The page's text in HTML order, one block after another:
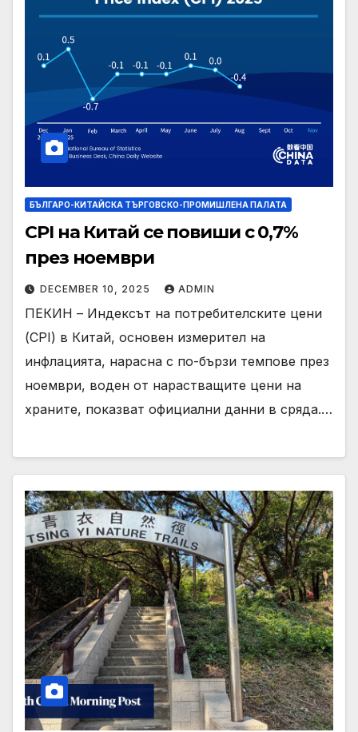
БЪЛГАРО-КИТАЙСКА ТЪРГОВСКО-ПРОМИШЛЕНА ПАЛАТА
CPI на Китай се повиши с 0,7%
през ноември
DECEMBER 10, 2025 ADMIN
ПЕКИН – Индексът на потребителските цени
(CPI) в Китай, основен измерител на
инфлацията, нарасна с по-бързи темпове през
ноември, воден от нарастващите цени на
храните, показват официални данни в сряда.…